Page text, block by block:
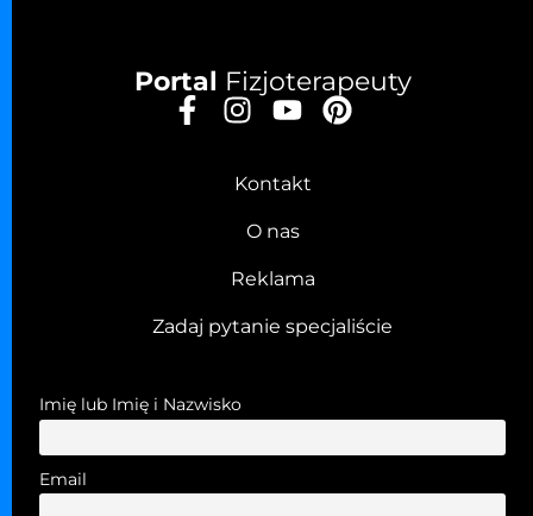
Portal Fizjoterapeuty
Kontakt
O nas
Reklama
Zadaj pytanie specjaliście
Imię lub Imię i Nazwisko
Email